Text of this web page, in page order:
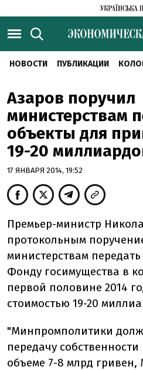
НОВОСТИ ПУБЛИКАЦИИ
Азаров поручил
министерствам
объекты для
19-20
17 ЯНВАРЯ 2014, 19:52
Премьер-министр
протокольным
министерствам
Фонду госимущества в
первой половине 2014
стоимостью 19-20
"Минпромполитики
передачу
объеме 7-8 млрд